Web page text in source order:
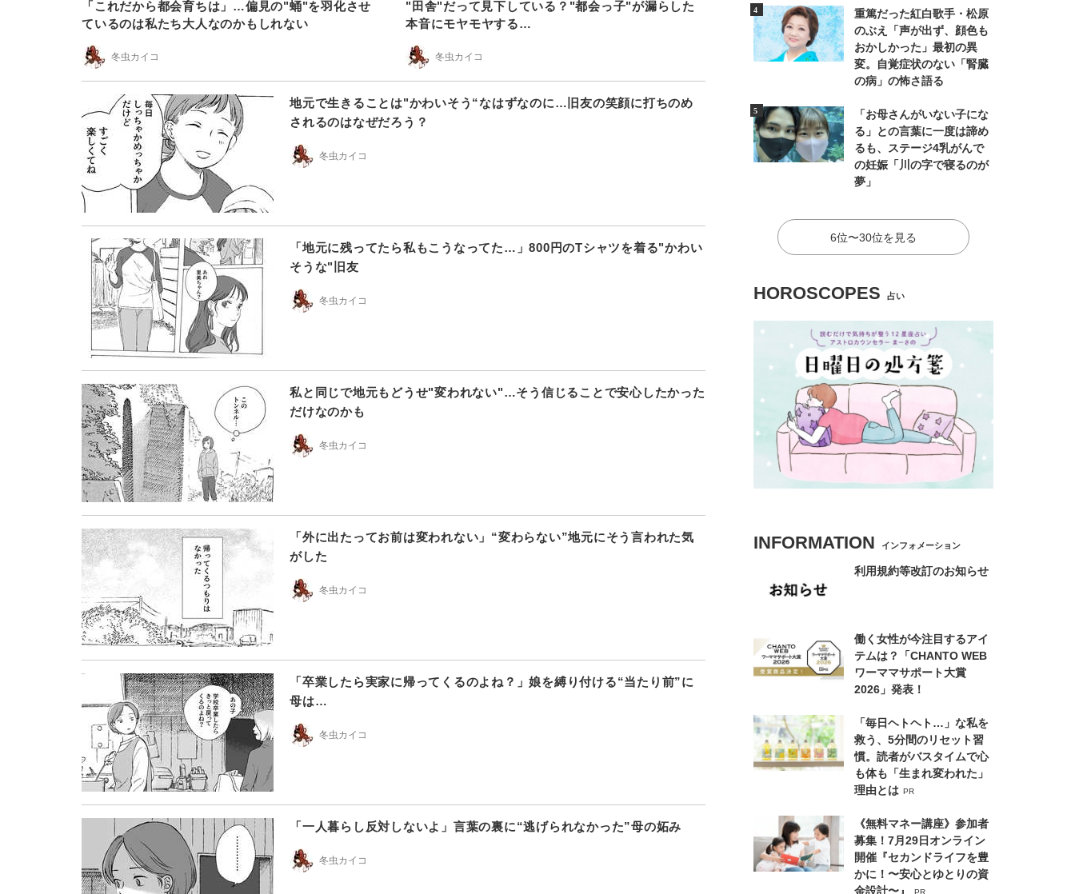
「これだから都会育ちは」…偏見の"蛹"を羽化させ
ているのは私たち大人なのかもしれない
冬虫カイコ
"田舎"だって見下している？"都会っ子"が漏らした
本音にモヤモヤする…
冬虫カイコ
地元で生きることは"かわいそう“なはずなのに…旧友の笑顔に打ちのめ
されるのはなぜだろう？
冬虫カイコ
「地元に残ってたら私もこうなってた…」800円のTシャツを着る"かわい
そうな"旧友
冬虫カイコ
私と同じで地元もどうせ"変われない"…そう信じることで安心したかった
だけなのかも
冬虫カイコ
「外に出たってお前は変われない」“変わらない”地元にそう言われた気
がした
冬虫カイコ
「卒業したら実家に帰ってくるのよね？」娘を縛り付ける“当たり前”に
母は…
冬虫カイコ
「一人暮らし反対しないよ」言葉の裏に“逃げられなかった”母の妬み
冬虫カイコ
重篤だった紅白歌手・松原
のぶえ「声が出ず、顔色も
おかしかった」最初の異
変。自覚症状のない「腎臓
の病」の怖さ語る
「お母さんがいない子にな
る」との言葉に一度は諦め
るも、ステージ4乳がんで
の妊娠「川の字で寝るのが
夢」
6位〜30位を見る
HOROSCOPES 占い
INFORMATION インフォメーション
利用規約等改訂のお知らせ
働く女性が今注目するアイ
テムは？「CHANTO WEB
ワーママサポート大賞
2026」発表！
「毎日ヘトヘト…」な私を
救う、5分間のリセット習
慣。読者がバスタイムで心
も体も「生まれ変われた」
理由とは PR
《無料マネー講座》参加者
募集！7月29日オンライン
開催『セカンドライフを豊
かに！〜安心とゆとりの資
金設計〜』
PR